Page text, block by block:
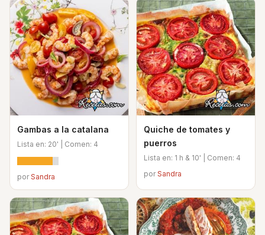
Gambas a la catalana
Lista en: 20' | Comen: 4
porSandra
Quiche de tomates y
puerros
Lista en: 1 h & 10' | Comen: 4
porSandra